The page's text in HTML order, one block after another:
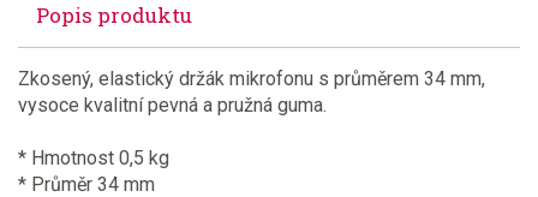
Popis produktu
Zkosený, elastický držák mikrofonu s průměrem 34 mm,
vysoce kvalitní pevná a pružná guma.
* Hmotnost 0,5 kg
* Průměr 34 mm